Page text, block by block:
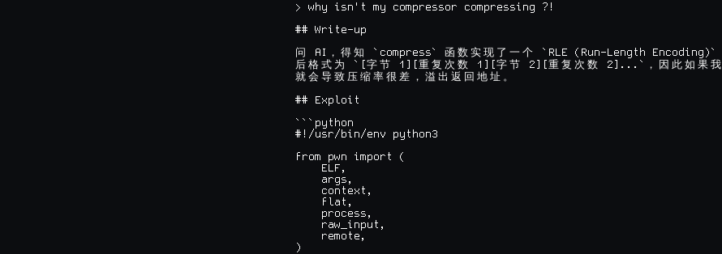
> why isn't my compressor compressing ?!
## Write-up
问 AI ， 得 知 `compress` 函 数 实 现 了 一 个 `RLE (Run-Length Encoding)`
后 格 式 为 `[ 字 节 1][ 重 复 次 数 1][ 字 节 2][ 重 复 次 数 2]...` ， 因 此 如 果 我
就 会 导 致 压 缩 率 很 差 ， 溢 出 返 回 地 址 。
## Exploit
```python
#!/usr/bin/env python3
from pwn import (
    ELF,
    args,
    context,
    flat,
    process,
    raw_input,
    remote,
)